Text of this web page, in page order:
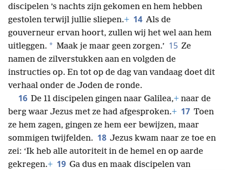
discipelen ’s nachts zijn gekomen en hem hebben
gestolen terwijl jullie sliepen.+ 14 Als de
gouverneur ervan hoort, zullen wij het wel aan hem
uitleggen. * Maak je maar geen zorgen.’ 15 Ze
namen de zilverstukken aan en volgden de
instructies op. En tot op de dag van vandaag doet dit
verhaal onder de Joden de ronde.
16 De 11 discipelen gingen naar Galilea,+ naar de
berg waar Jezus met ze had afgesproken.+ 17 Toen
ze hem zagen, gingen ze hem eer bewijzen, maar
sommigen twijfelden. 18 Jezus kwam naar ze toe en
zei: ‘Ik heb alle autoriteit in de hemel en op aarde
gekregen.+ 19 Ga dus en maak discipelen van